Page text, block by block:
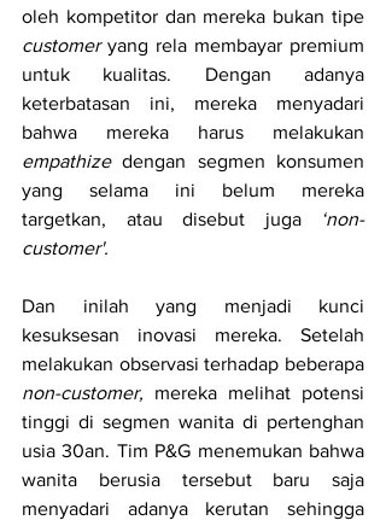
customer yang rela membayar premium
untuk kualitas. Dengan adanya
keterbatasan ini, mereka menyadari
empathize dengan segmen konsumen
yang selama ini belum mereka
targetkan, atau disebut juga
‘non-
customer'.
Dan inilah yang menjadi kunci
kesuksesan inovasi mereka. Setelah
non-customer, mereka melihat potensi
tinggi di segmen wanita di pertenghan
usia 30an. Tim P&G menemukan bahwa
wanita berusia tersebut baru saja
menyadari adanya kerutan sehingga